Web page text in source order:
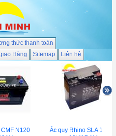
thức thanh toán
Hàng Sitemap Liên hệ
N120
Ắc quy Rhino SLA 17-12(